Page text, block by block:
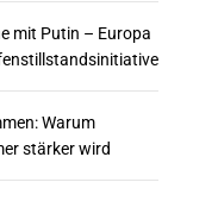
mit Putin – Europa
Warum
stärker wird